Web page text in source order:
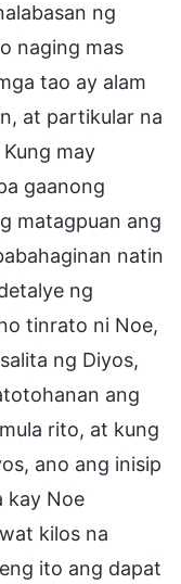
ng
naging mas
tao ay alam
at partikular na
may
gaanong
matagpuan ang
natin
ng
tinrato ni Noe,
ng Diyos,
ang
rito, at kung
ano ang inisip
kay Noe
kilos na
ito ang dapat